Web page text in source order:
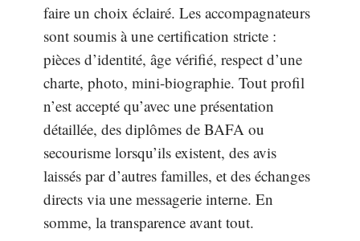
faire un choix éclairé. Les accompagnateurs
sont soumis à une certification stricte :
pièces d’identité, âge vérifié, respect d’une
charte, photo, mini-biographie. Tout profil
n’est accepté qu’avec une présentation
détaillée, des diplômes de BAFA ou
secourisme lorsqu’ils existent, des avis
laissés par d’autres familles, et des échanges
directs via une messagerie interne. En
somme, la transparence avant tout.